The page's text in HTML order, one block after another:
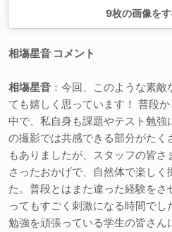
9枚の画像を
相塲星音 コメント
相塲星音 ：今回、このような素
ても嬉しく思っています！ 普段
中で、私自身も課題やテスト勉
の撮影では共感できる部分がた
もありましたが、スタッフの皆
さったおかげで、自然体で楽し
た。普段とはまた違った経験をさ
ってもすごく刺激になる時間で
勉強を頑張っている学生の皆さん